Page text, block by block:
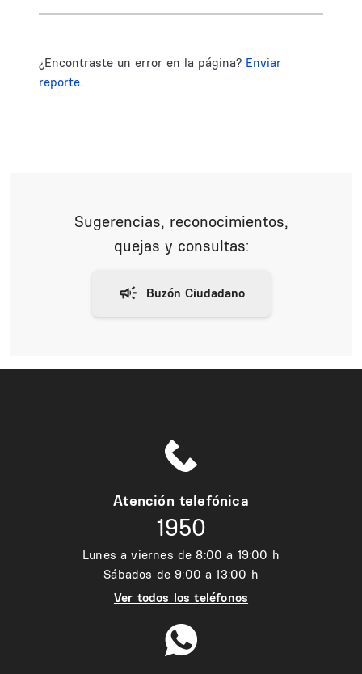
¿Encontraste un error en la página? Enviar
reporte.
Sugerencias, reconocimientos,
quejas y consultas:
Atención telefónica
1950
Lunes a viernes de 8:00 a 19:00 h
Sábados de 9:00 a 13:00 h
Ver todos los teléfonos